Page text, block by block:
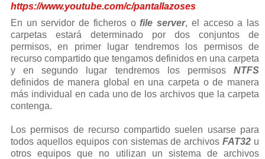
https://www.youtube.com/c/pantallazoses
En un servidor de ficheros ofile server, el acceso a las
carpetas estará determinado por dos conjuntos de
permisos, en primer lugar tendremos los permisos de
recurso compartido que tengamos definidos en una carpeta
y en segundo lugar tendremos los permisos NTFS
definidos de manera global en una carpeta o de manera
más individual en cada uno de los archivos que la carpeta
contenga.
Los permisos de recurso compartido suelen usarse para
todos aquellos equipos con sistemas de archivosFAT32 u
otros equipos que no utilizan un sistema de archivos